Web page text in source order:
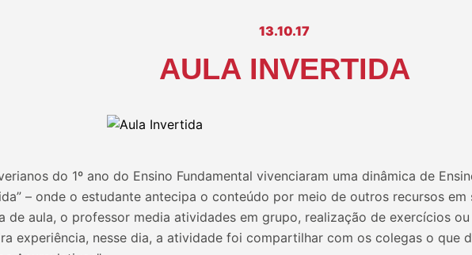
13.10.17
AULA INVERTIDA
do 1º ano do Ensino Fundamental vivenciaram uma dinâmica de
– onde o estudante antecipa o conteúdo por meio de outros recursos em
de aula, o professor media atividades em grupo, realização de exercícios
experiência, nesse dia, a atividade foi compartilhar com os colegas o que